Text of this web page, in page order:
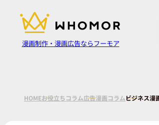
漫画制作・漫画広告ならフーモア
HOMEお役立ちコラム広告漫画コラムビジネス漫